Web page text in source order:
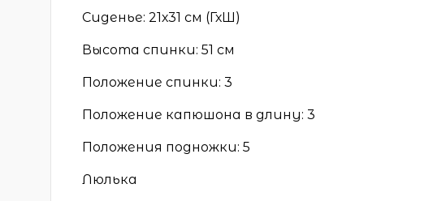
Сиденье: 21х31 см (ГхШ)
Высота спинки: 51 см
Положение спинки: 3
Положение капюшона в длину: 3
Положения подножки: 5
Люлька